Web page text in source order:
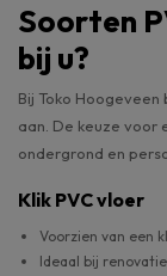
Soorten
bij u?
Bij Toko
aan. De keuze voor
ondergrond en
Klik PVC vloer
Voorzien van een
Ideaal bij